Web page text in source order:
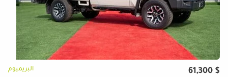
$ 61,300 البريميوم